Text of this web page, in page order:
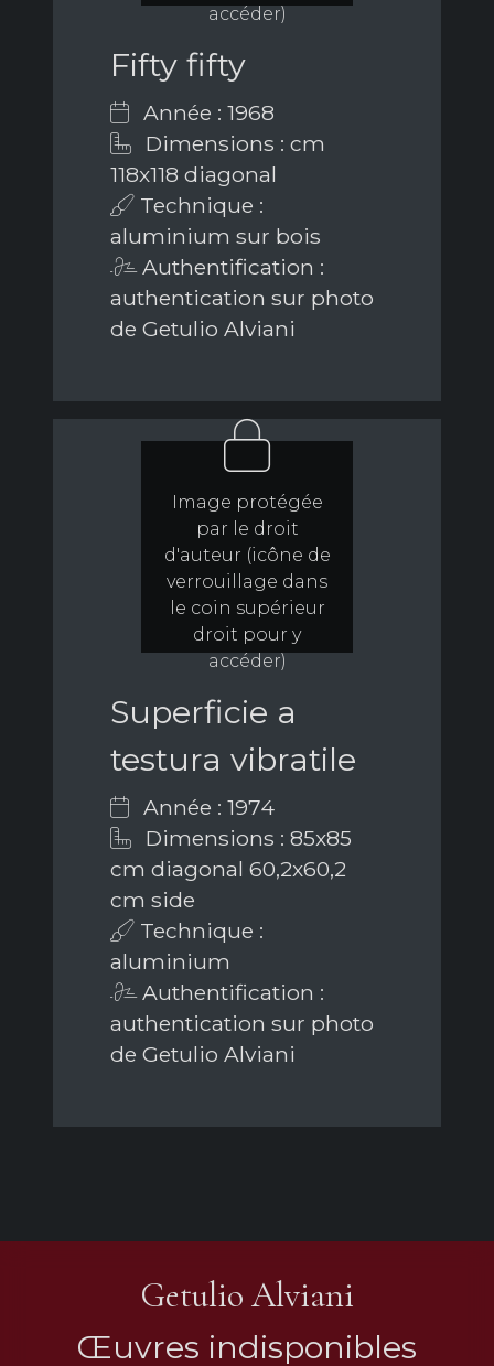
accéder)
Fifty fifty
Année : 1968
Dimensions : cm
118x118 diagonal
Technique :
aluminium sur bois
Authentification :
authentication sur photo
de Getulio Alviani
Image protégée
par le droit
d'auteur (icône de
verrouillage dans
le coin supérieur
droit pour y
accéder)
Superficie a
testura vibratile
Année : 1974
Dimensions : 85x85
cm diagonal 60,2x60,2
cm side
Technique :
aluminium
Authentification :
authentication sur photo
de Getulio Alviani
Getulio Alviani
Œuvres indisponibles